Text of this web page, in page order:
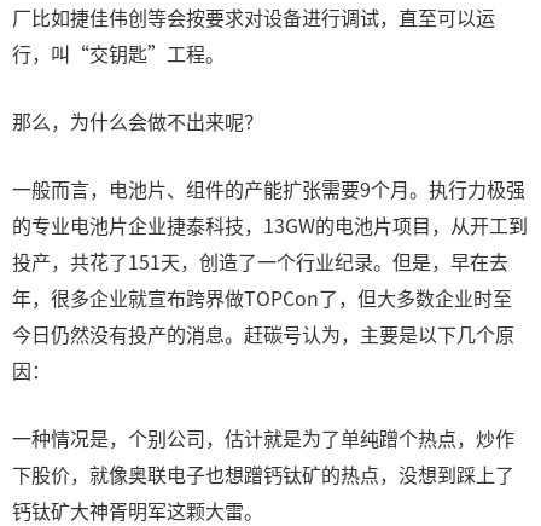
厂比如捷佳伟创等会按要求对设备进行调试，直至可以运
行，叫“交钥匙”工程。
那么，为什么会做不出来呢？
一般而言，电池片、组件的产能扩张需要9个月。执行力极强
的专业电池片企业捷泰科技，13GW的电池片项目，从开工到
投产，共花了151天，创造了一个行业纪录。但是，早在去
年，很多企业就宣布跨界做TOPCon了，但大多数企业时至
今日仍然没有投产的消息。赶碳号认为，主要是以下几个原
因：
一种情况是，个别公司，估计就是为了单纯蹭个热点，炒作
下股价，就像奥联电子也想蹭钙钛矿的热点，没想到踩上了
钙钛矿大神胥明军这颗大雷。